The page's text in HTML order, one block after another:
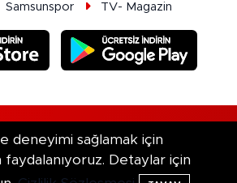
Samsunspor TV- Magazin
deneyimi sağlamak için
Detaylar için